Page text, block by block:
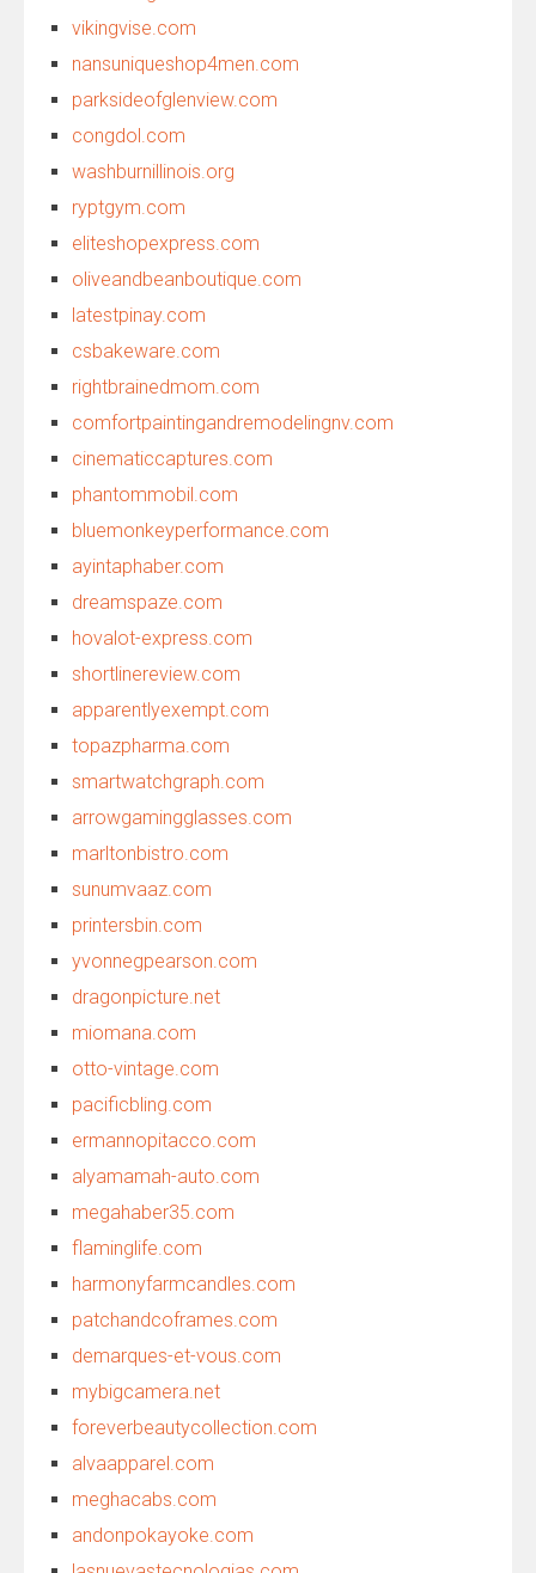
vikingvise.com
nansuniqueshop4men.com
parksideofglenview.com
congdol.com
washburnillinois.org
ryptgym.com
eliteshopexpress.com
oliveandbeanboutique.com
latestpinay.com
csbakeware.com
rightbrainedmom.com
comfortpaintingandremodelingnv.com
cinematiccaptures.com
phantommobil.com
bluemonkeyperformance.com
ayintaphaber.com
dreamspaze.com
hovalot-express.com
shortlinereview.com
apparentlyexempt.com
topazpharma.com
smartwatchgraph.com
arrowgamingglasses.com
marltonbistro.com
sunumvaaz.com
printersbin.com
yvonnegpearson.com
dragonpicture.net
miomana.com
otto-vintage.com
pacificbling.com
ermannopitacco.com
alyamamah-auto.com
megahaber35.com
flaminglife.com
harmonyfarmcandles.com
patchandcoframes.com
demarques-et-vous.com
mybigcamera.net
foreverbeautycollection.com
alvaapparel.com
meghacabs.com
andonpokayoke.com